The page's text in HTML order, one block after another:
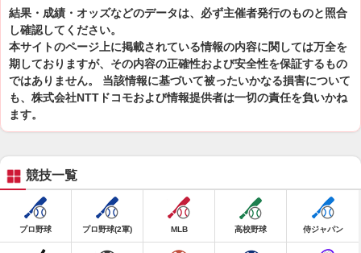
結果・成績・オッズなどのデータは、必ず主催者発行のものと照合
し確認してください。
本サイトのページ上に掲載されている情報の内容に関しては万全を
期しておりますが、その内容の正確性および安全性を保証するもの
ではありません。 当該情報に基づいて被ったいかなる損害について
も、株式会社NTTドコモおよび情報提供者は一切の責任を負いかね
ます。
競技一覧
プロ野球 プロ野球(2軍) MLB 高校野球 侍ジャパン